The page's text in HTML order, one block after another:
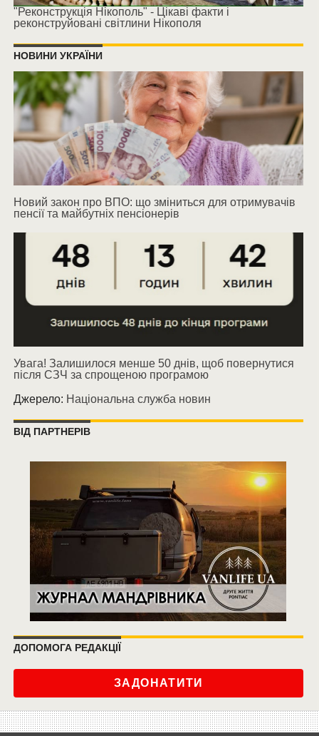
"Реконструкція Нікополь" - Цікаві факти і
реконструйовані світлини Нікополя
НОВИНИ УКРАЇНИ
Новий закон про ВПО: що зміниться для отримувачів
пенсії та майбутніх пенсіонерів
Увага! Залишилося менше 50 днів, щоб повернутися
після СЗЧ за спрощеною програмою
Джерело: Національна служба новин
ВІД ПАРТНЕРІВ
ДОПОМОГА РЕДАКЦІЇ
ЗАДОНАТИТИ